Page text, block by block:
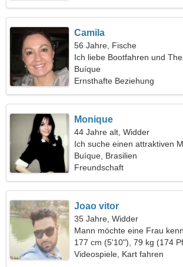
Camila
56 Jahre, Fische
Ich liebe Bootfahren und
Buíque
Ernsthafte Beziehung
Monique
44 Jahre alt, Widder
Ich suche einen attraktiven
Buíque, Brasilien
Freundschaft
Joao vitor
35 Jahre, Widder
Mann möchte eine Frau
177 cm (5'10"), 79 kg (174
Videospiele, Kart fahren